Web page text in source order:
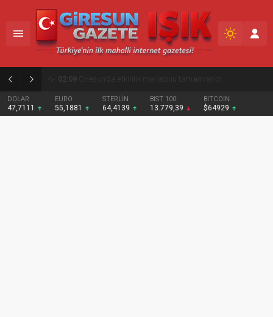
02:09 Giresun’da etkinlik maratonu tamamlandı
DOLAR
47,7111
EURO
55,1881
STERLİN
64,4139
BIST 100
13.779,39
BITCOIN
$64929